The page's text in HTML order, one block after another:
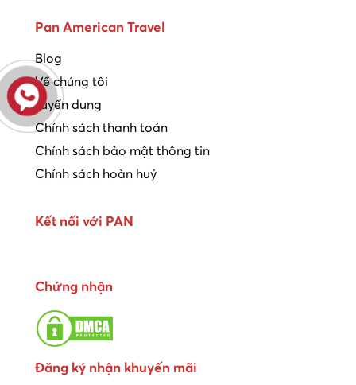
Pan American Travel
Blog
Về chúng tôi
Tuyển dụng
Chính sách thanh toán
Chính sách bảo mật thông tin
Chính sách hoàn huỷ
Kết nối với PAN
Chứng nhận
Đăng ký nhận khuyến mãi